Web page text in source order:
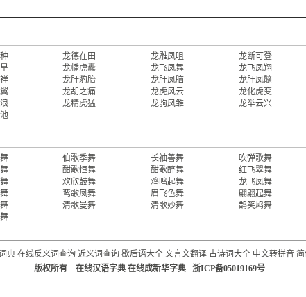
龙德在田 龙雕凤咀
龙断可登
龙幡虎纛 龙飞凤舞
龙飞凤翔
龙肝豹胎 龙肝凤脑
龙肝凤髓
龙胡之痛 龙虎风云
龙化虎变
龙精虎猛 龙驹凤雏
龙举云兴
伯歌季舞 长袖善舞
吹弹歌舞
酣歌恒舞 酣歌醉舞
红飞翠舞
欢欣鼓舞 鸡鸣起舞
龙飞凤舞
鸾歌凤舞 眉飞色舞
翩翩起舞
清歌曼舞 清歌妙舞
鹊笑鸠舞
典 在线反义词查询 近义词查询 歇后语大全 文言文翻译 古诗词大全 中文转拼音
版权所有 在线汉语字典 在线成新华字典 浙ICP备05019169号